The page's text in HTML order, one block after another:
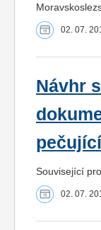
02. 07.
Návhr
Související
02. 07.